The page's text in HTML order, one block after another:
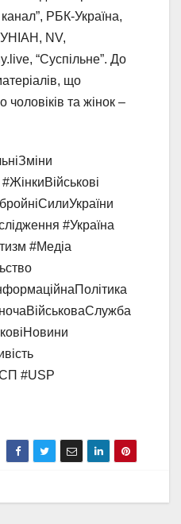
РБК-Україна,
NV,
“Суспільне”. До
що
та жінок –
#Україна
#Медіа
#USP